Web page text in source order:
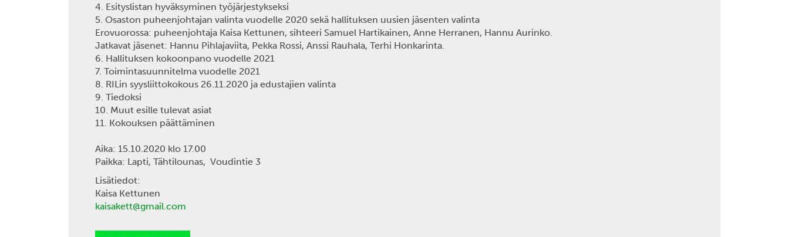
4. Esityslistan hyväksyminen työjärjestykseksi
5. Osaston puheenjohtajan valinta vuodelle 2020 sekä hallituksen uusien jäsenten valinta
Erovuorossa: puheenjohtaja Kaisa Kettunen, sihteeri Samuel Hartikainen, Anne Herranen, Hannu Aurinko.
Jatkavat jäsenet: Hannu Pihlajaviita, Pekka Rossi, Anssi Rauhala, Terhi Honkarinta.
6. Hallituksen kokoonpano vuodelle 2021
7. Toimintasuunnitelma vuodelle 2021
8. RILin syysliittokokous 26.11.2020 ja edustajien valinta
9. Tiedoksi
10. Muut esille tulevat asiat
11. Kokouksen päättäminen
Aika: 15.10.2020 klo 17.00
Paikka: Lapti, Tähtilounas, Voudintie 3
Lisätiedot:
Kaisa Kettunen
kaisakett@gmail.com